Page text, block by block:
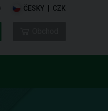
ČESKY CZK